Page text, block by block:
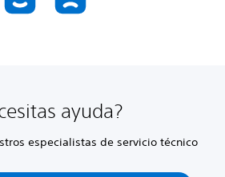
ayuda?
especialistas de servicio técnico